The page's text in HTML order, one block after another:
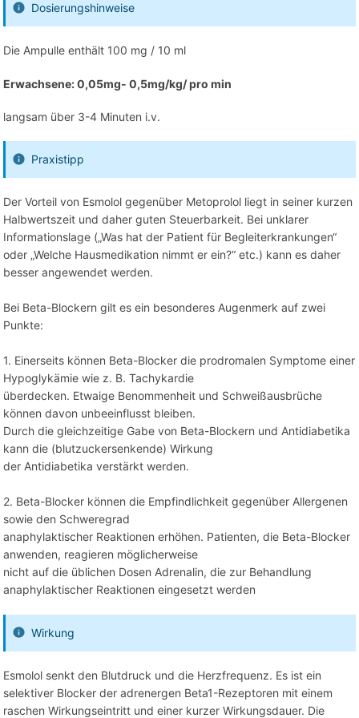
Dosierungshinweise
Die Ampulle enthält 100 mg / 10 ml
Erwachsene: 0,05mg- 0,5mg/kg/ pro min
langsam über 3-4 Minuten i.v.
Praxistipp
Der Vorteil von Esmolol gegenüber Metoprolol liegt in seiner kurzen
Halbwertszeit und daher guten Steuerbarkeit. Bei unklarer
Informationslage („Was hat der Patient für Begleiterkrankungen“
oder „Welche Hausmedikation nimmt er ein?“ etc.) kann es daher
besser angewendet werden.
Bei Beta-Blockern gilt es ein besonderes Augenmerk auf zwei
Punkte:
1. Einerseits können Beta-Blocker die prodromalen Symptome einer
Hypoglykämie wie z. B. Tachykardie
überdecken. Etwaige Benommenheit und Schweißausbrüche
können davon unbeeinflusst bleiben.
Durch die gleichzeitige Gabe von Beta-Blockern und Antidiabetika
kann die (blutzuckersenkende) Wirkung
der Antidiabetika verstärkt werden.
2. Beta-Blocker können die Empfindlichkeit gegenüber Allergenen
sowie den Schweregrad
anaphylaktischer Reaktionen erhöhen. Patienten, die Beta-Blocker
anwenden, reagieren möglicherweise
nicht auf die üblichen Dosen Adrenalin, die zur Behandlung
anaphylaktischer Reaktionen eingesetzt werden
Wirkung
Esmolol senkt den Blutdruck und die Herzfrequenz. Es ist ein
selektiver Blocker der adrenergen Beta1-Rezeptoren mit einem
raschen Wirkungseintritt und einer kurzer Wirkungsdauer. Die